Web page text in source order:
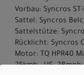
Vorbau: Syncros ST-
Sattel: Syncros
Sattelstütze:
Rücklicht: Syncros
Motor: TQ HPR40
25kmh - US: 28mph